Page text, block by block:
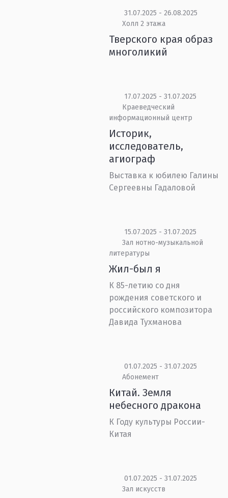
31.07.2025 - 26.08.2025
Холл 2 этажа
Тверского края образ
многоликий
17.07.2025 - 31.07.2025
Краеведческий
информационный центр
Историк,
исследователь,
агиограф
Выставка к юбилею Галины
Сергеевны Гадаловой
15.07.2025 - 31.07.2025
Зал нотно-музыкальной
литературы
Жил-был я
К 85-летию со дня
рождения советского и
российского композитора
Давида Тухманова
01.07.2025 - 31.07.2025
Абонемент
Китай. Земля
небесного дракона
К Году культуры России-
Китая
01.07.2025 - 31.07.2025
Зал искусств